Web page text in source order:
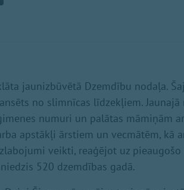
jaunizbūvētā Dzemdību nodaļa.
no slimnīcas līdzekļiem. Jaunajā
numuri un palātas māmiņām ar
apstākļi ārstiem un vecmātēm, kā
veikti, reaģējot uz pieaugošo
520 dzemdības gadā.